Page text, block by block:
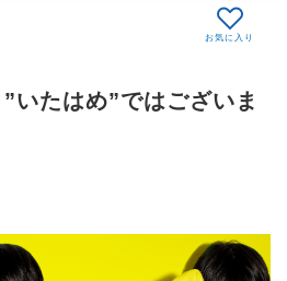
いたはめ”ではございま